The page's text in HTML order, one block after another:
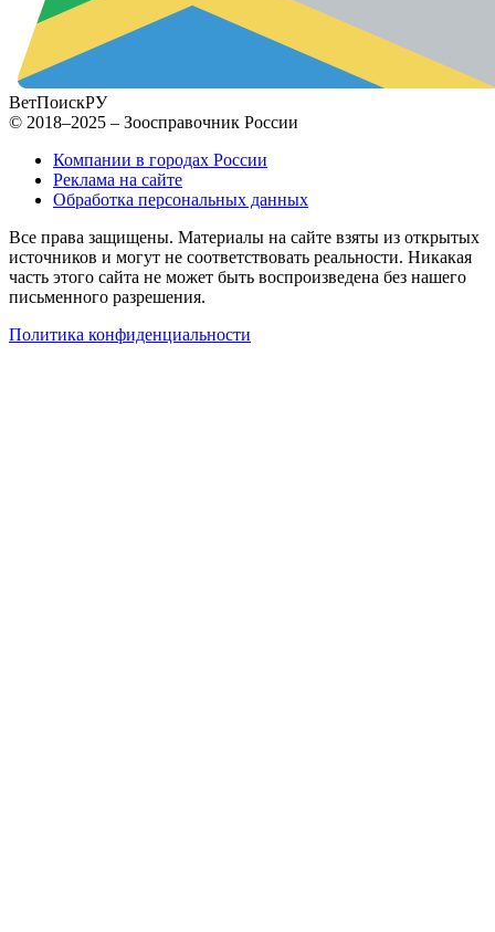
ВетПоискРУ
© 2018–2025 – Зоосправочник России
Компании в городах России
Реклама на сайте
Обработка персональных данных
Все права защищены. Материалы на сайте взяты из открытых
источников и могут не соответствовать реальности. Никакая
часть этого сайта не может быть воспроизведена без нашего
письменного разрешения.
Политика конфиденциальности